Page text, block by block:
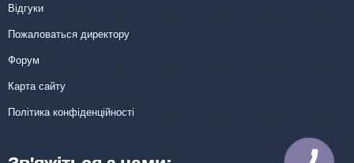
Відгуки
Пожаловаться директору
Форум
Карта сайту
Політика конфіденційності
КНОПКА